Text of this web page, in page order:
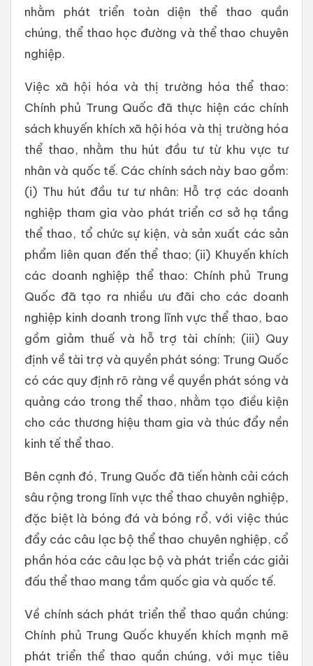
nhằm phát triển toàn diện thể thao quần
chúng, thể thao học đường và thể thao chuyên
nghiệp.
Việc xã hội hóa và thị trường hóa thể thao:
Chính phủ Trung Quốc đã thực hiện các chính
sách khuyến khích xã hội hóa và thị trường hóa
thể thao, nhằm thu hút đầu tư từ khu vực tư
nhân và quốc tế. Các chính sách này bao gồm:
(i) Thu hút đầu tư tư nhân: Hỗ trợ các doanh
nghiệp tham gia vào phát triển cơ sở hạ tầng
thể thao, tổ chức sự kiện, và sản xuất các sản
phẩm liên quan đến thể thao; (ii) Khuyến khích
các doanh nghiệp thể thao: Chính phủ Trung
Quốc đã tạo ra nhiều ưu đãi cho các doanh
nghiệp kinh doanh trong lĩnh vực thể thao, bao
gồm giảm thuế và hỗ trợ tài chính; (iii) Quy
định về tài trợ và quyền phát sóng: Trung Quốc
có các quy định rõ ràng về quyền phát sóng và
quảng cáo trong thể thao, nhằm tạo điều kiện
cho các thương hiệu tham gia và thúc đẩy nền
kinh tế thể thao.
Bên cạnh đó, Trung Quốc đã tiến hành cải cách
sâu rộng trong lĩnh vực thể thao chuyên nghiệp,
đặc biệt là bóng đá và bóng rổ, với việc thúc
đẩy các câu lạc bộ thể thao chuyên nghiệp, cổ
phần hóa các câu lạc bộ và phát triển các giải
đấu thể thao mang tầm quốc gia và quốc tế.
Về chính sách phát triển thể thao quần chúng:
Chính phủ Trung Quốc khuyến khích mạnh mẽ
phát triển thể thao quần chúng, với mục tiêu